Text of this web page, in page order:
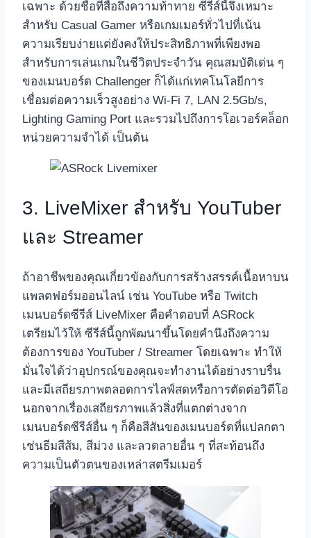
เฉพาะ ด้วยชื่อที่สื่อถึงความท้าทาย ซีรีส์นี้จึงเหมาะ
สำหรับ Casual Gamer หรือเกมเมอร์ทั่วไปที่เน้น
ความเรียบง่ายแต่ยังคงให้ประสิทธิภาพที่เพียงพอ
สำหรับการเล่นเกมในชีวิตประจำวัน คุณสมบัติเด่น ๆ
ของเมนบอร์ด Challenger ก็ได้แก่เทคโนโลยีการ
เชื่อมต่อความเร็วสูงอย่าง Wi-Fi 7, LAN 2.5Gb/s,
Lighting Gaming Port และรวมไปถึงการโอเวอร์คล็อก
หน่วยความจำได้ เป็นต้น
3. LiveMixer สำหรับ YouTuber
และ Streamer
ถ้าอาชีพของคุณเกี่ยวข้องกับการสร้างสรรค์เนื้อหาบน
แพลตฟอร์มออนไลน์ เช่น YouTube หรือ Twitch
เมนบอร์ดซีรีส์ LiveMixer คือคำตอบที่ ASRock
เตรียมไว้ให้ ซีรีส์นี้ถูกพัฒนาขึ้นโดยคำนึงถึงความ
ต้องการของ YouTuber / Streamer โดยเฉพาะ ทำให้
มั่นใจได้ว่าอุปกรณ์ของคุณจะทำงานได้อย่างราบรื่น
และมีเสถียรภาพตลอดการไลฟ์สดหรือการตัดต่อวิดีโอ
นอกจากเรื่องเสถียรภาพแล้วสิ่งที่แตกต่างจาก
เมนบอร์ดซีรีส์อื่น ๆ ก็คือสีสันของเมนบอร์ดที่แปลกตา
เช่นธีมสีส้ม, สีม่วง และลวดลายอื่น ๆ ที่สะท้อนถึง
ความเป็นตัวตนของเหล่าสตรีมเมอร์